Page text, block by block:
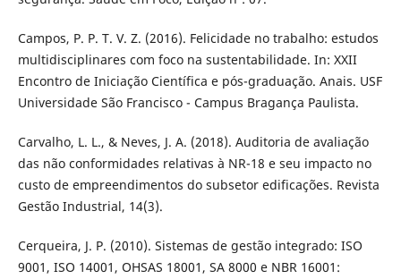
Campos, P. P. T. V. Z. (2016). Felicidade no trabalho: estudos
multidisciplinares com foco na sustentabilidade. In: XXII
Encontro de Iniciação Científica e pós-graduação. Anais. USF
Universidade São Francisco - Campus Bragança Paulista.
Carvalho, L. L., & Neves, J. A. (2018). Auditoria de avaliação
das não conformidades relativas à NR-18 e seu impacto no
custo de empreendimentos do subsetor edificações. Revista
Gestão Industrial, 14(3).
Cerqueira, J. P. (2010). Sistemas de gestão integrado: ISO
9001, ISO 14001, OHSAS 18001, SA 8000 e NBR 16001: